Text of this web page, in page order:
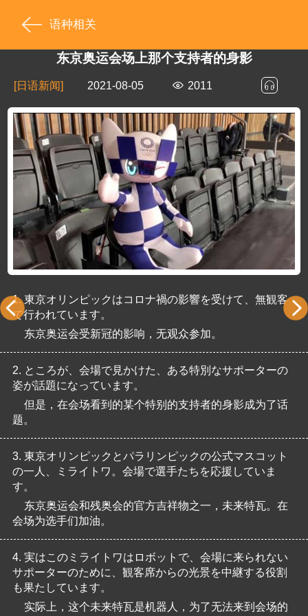
语种相关
东京奥运会场上那个支持者的身影
[日语新闻] 2021-08-05 2011
1. 東京オリンピックはコロナ禍の影響を受けて、無観客
で行われています。
东京奥运会受新冠的影响，无观众参加。
2. ところが、会場で見かけた、ある特別なサポーターの
姿が話題になっています。
但是，在会场看到的某个特别的支持者的身影成为了话
题。
3. 東京オリンピックとパラリンピックの公式マスコット
の一人、ミライトワ。会場で選手たちを応援していま
す。
东京奥运会和残奥会的官方吉祥物之一，未来特瓦。在
会场为选手们加油。
4. 実はこのミライトワはロボットで、会場に来られない
サポーターのために、観客席からの光景を中継する役割
も果たしています。
实际上，这个未来特瓦是机器人，为了无法来到会场的